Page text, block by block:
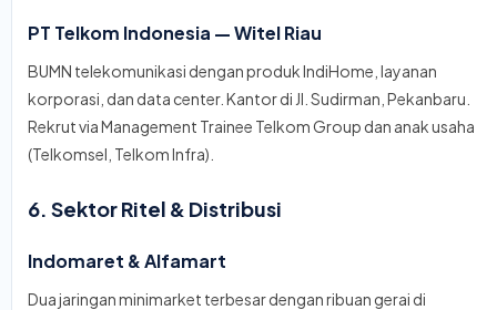
PT Telkom Indonesia — Witel Riau
BUMN telekomunikasi dengan produk IndiHome, layanan
korporasi, dan data center. Kantor di Jl. Sudirman, Pekanbaru.
Rekrut via Management Trainee Telkom Group dan anak usaha
(Telkomsel, Telkom Infra).
6. Sektor Ritel & Distribusi
Indomaret & Alfamart
Dua jaringan minimarket terbesar dengan ribuan gerai di